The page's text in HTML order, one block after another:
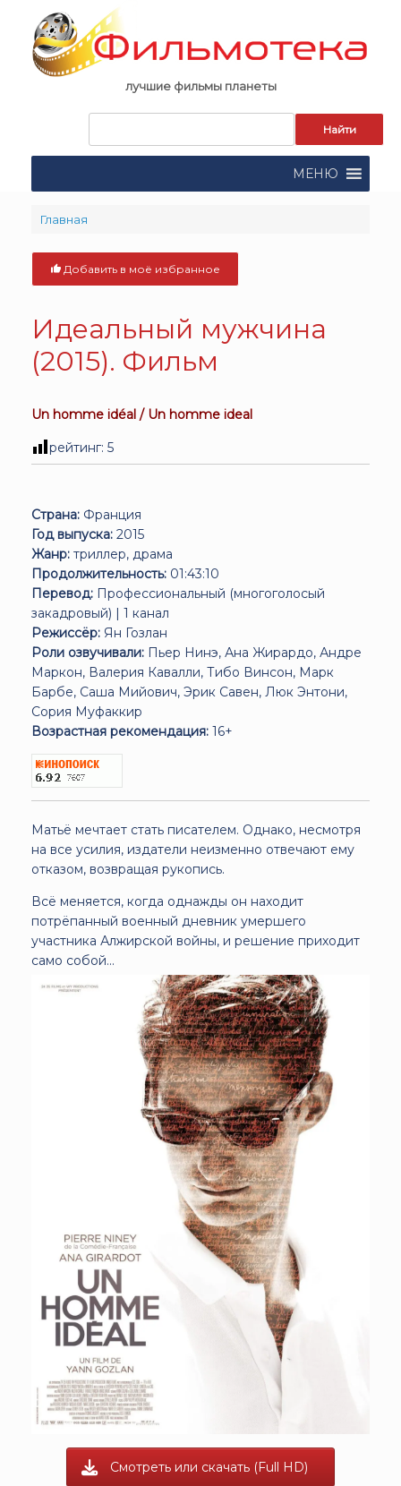
content
лучшие фильмы планеты
поиска:
МЕНЮ
Главная
Добавить в моё избранное
Идеальный мужчина
(2015). Фильм
Un homme idéal / Un homme ideal
рейтинг: 5
Страна: Франция
Год выпуска: 2015
Жанр: триллер, драма
Продолжительность: 01:43:10
Перевод: Профессиональный (многоголосый
закадровый) | 1 канал
Режиссёр: Ян Гозлан
Роли озвучивали: Пьер Нинэ, Ана Жирардо, Андре
Маркон, Валерия Кавалли, Тибо Винсон, Марк
Барбе, Саша Мийович, Эрик Савен, Люк Энтони,
Сория Муфаккир
Возрастная рекомендация: 16+
Матьё мечтает стать писателем. Однако, несмотря
на все усилия, издатели неизменно отвечают ему
отказом, возвращая рукопись.
Всё меняется, когда однажды он находит
потрёпанный военный дневник умершего
участника Алжирской войны, и решение приходит
само собой...
Смотреть или скачать (Full HD)